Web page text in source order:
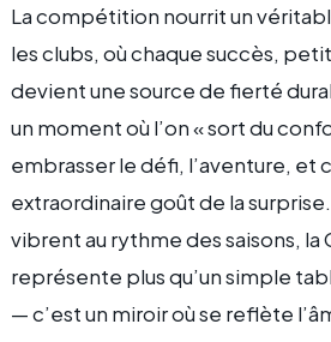
La compétition nourrit un
les clubs, où chaque succès,
devient une source de fierté
un moment où l’on « sort du
embrasser le défi, l’aventure, et
extraordinaire goût de la
vibrent au rythme des saisons, la
représente plus qu’un simple
— c’est un miroir où se reflète